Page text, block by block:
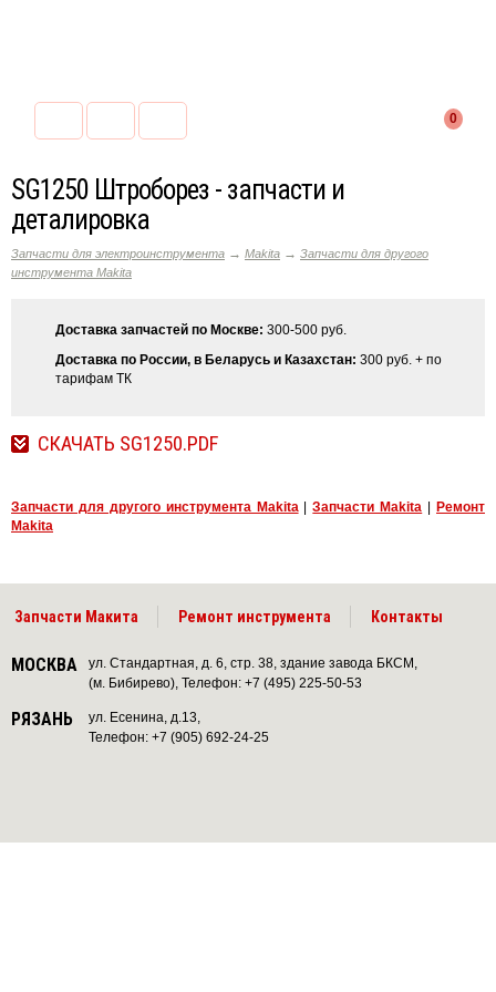
0
SG1250 Штроборез - запчасти и
деталировка
Запчасти для электроинструмента → Makita → Запчасти для другого
инструмента Makita
Доставка запчастей по Москве: 300-500 руб.
Доставка по России, в Беларусь и Казахстан: 300 руб. + по
тарифам ТК
СКАЧАТЬ SG1250.PDF
Запчасти для другого инструмента Makita|Запчасти Makita
Ремонт
Makita
Запчасти Макита Ремонт инструмента Контакты
МОСКВА
ул. Стандартная, д. 6, стр. 38, здание завода БКСМ,
(м. Бибирево), Телефон: +7 (495) 225-50-53
РЯЗАНЬ
ул. Есенина, д.13,
Телефон: +7 (905) 692-24-25